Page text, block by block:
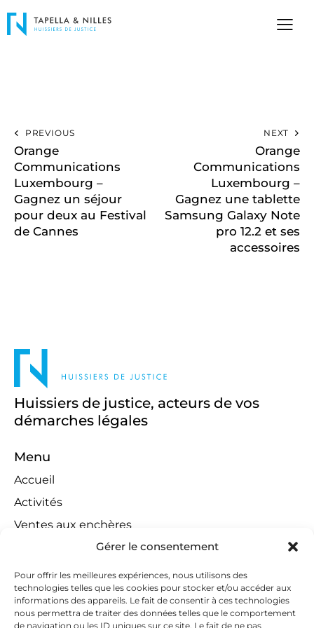
Gérer le consentement
Pour offrir les meilleures expériences, nous utilisons des
technologies telles que les cookies pour stocker et/ou accéder aux
informations des appareils. Le fait de consentir à ces technologies
nous permettra de traiter des données telles que le comportement
de navigation ou les ID uniques sur ce site. Le fait de ne pas
PREVIOUS
Orange
Communications
Luxembourg –
Gagnez un séjour
pour deux au Festival
de Cannes
NEXT
Orange
Communications
Luxembourg –
Gagnez une tablette
Samsung Galaxy Note
pro 12.2 et ses
accessoires
Huissiers de justice, acteurs de vos
démarches légales
Menu
Accueil
Activités
Ventes aux enchères
Compétences territoriales
Jeux concours
Liens
Contact